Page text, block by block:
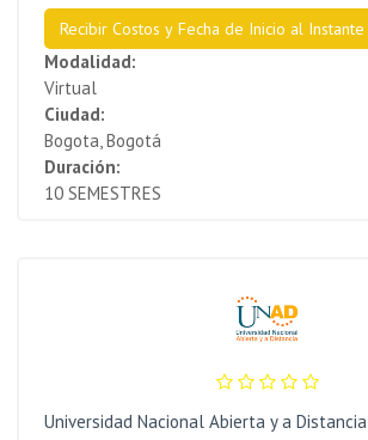
Recibir Costos y Fecha de Inicio al Instante
Modalidad:
Virtual
Ciudad:
Bogota, Bogotá
Duración:
10 SEMESTRES
Universidad Nacional Abierta y a Distancia